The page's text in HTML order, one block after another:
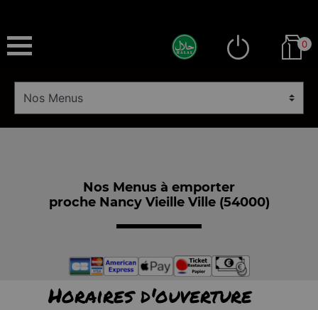
0
Nos Menus à emporter
proche Nancy Vieille Ville (54000)
Horaires d'ouverture